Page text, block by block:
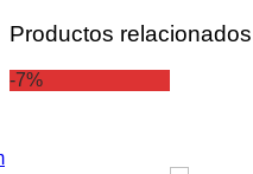
Productos relacionados
-7%